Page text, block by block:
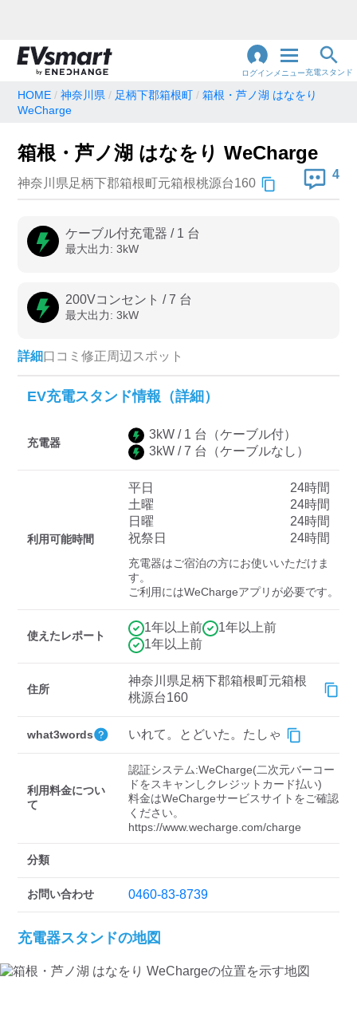
ログイン メニュー充電スタンド
急速充電器のみ表示
認証システム
EV充電エネチェンジ
三菱ディーラーを表示
日産ディーラーを表示
中速-20kW-以上 急速-44kW-以上
HOME 神奈川県 足柄下郡箱根町
箱根・芦ノ湖 はなをり
WeCharge
箱根・芦ノ湖 はなをり WeCharge
神奈川県足柄下郡箱根町元箱根桃源台160
4
ケーブル付充電器 / 1 台
最大出力: 3kW
200Vコンセント /7 台
最大出力: 3kW
詳細口コミ 修正周辺スポット
EV充電スタンド情報（詳細）
充電器
3kW / 1 台
（ケーブル付）
3kW /7 台 （ケーブルなし）
利用可能時間
平日
24時間
土曜
24時間
日曜
24時間
祝祭日
24時間
充電器はご宿泊の方にお使いいただけま
す。
ご利用にはWeChargeアプリが必要です。
使えたレポート
1年以上前
1年以上前
1年以上前
住所
神奈川県足柄下郡箱根町元箱根
桃源台160
what3words いれて。とどいた。たしゃ
利用料金につい
て
認証システム:WeCharge(二次元バーコー
ドをスキャンしクレジットカード払い)
料金はWeChargeサービスサイトをご確認
ください。
https://www.wecharge.com/charge
分類
お問い合わせ 0460-83-8739
充電器スタンドの地図